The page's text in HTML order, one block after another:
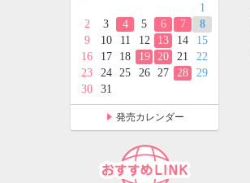
1
2
3 4 5 6 7
8
9
10 11 12 13 14
15
16
17 18 19 20 21
22
23
24 25 26 27 28
29
30
31
発売カレンダー